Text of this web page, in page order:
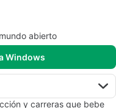
abierto
Windows
y carreras que bebe